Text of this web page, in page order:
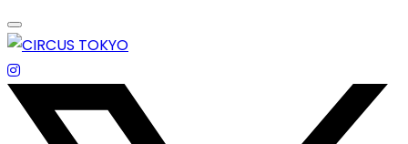
Skip
to
content
エンターテイメントスペース